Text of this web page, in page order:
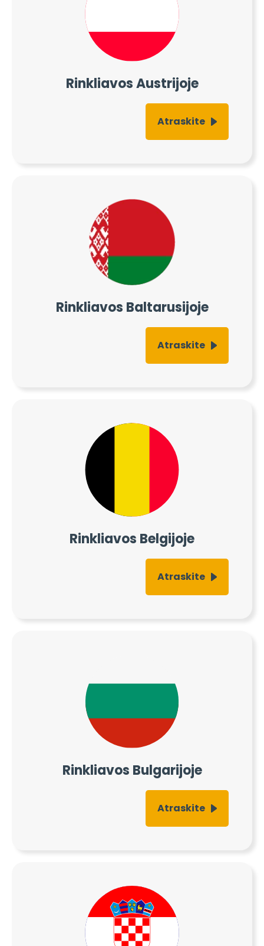
Mokesčių tinklai
pagal šalis
Turime tinkamą rinkliavų sprendimą jūsų
paskirties vietai 28 šalyse.
Rinkliavos Austrijoje
Atraskite
Rinkliavos Baltarusijoje
Atraskite
Rinkliavos Belgijoje
Atraskite
Rinkliavos Bulgarijoje
Atraskite